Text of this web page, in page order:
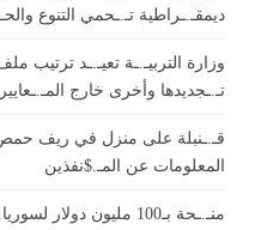
ديمقـ.ـراطية تـ.ـحمي التنوع
وزارة التربيـ.ـة تعيـ.ـد ترتيب
تـ.ـجديدها وأخرى خارج المـ.ـعايير
المعلومات عن المـ.$نفذين
منـ.ـحة بـ100 مليون